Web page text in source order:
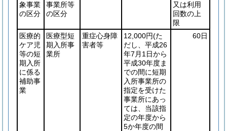
象事業
の区分
事業所等
の区分
又は利用
回数の上
限
医療的
ケア児
等の短
期入所
に係る
補助事
業
医療型短
期入所事
業所
重症心身障
害者等
12,000円(た
だし、平成26
年7月1日から
平成30年度ま
での間に短期
入所事業所の
指定を受けた
事業所にあっ
ては、当該指
定の年度から
5か年度の間
60日